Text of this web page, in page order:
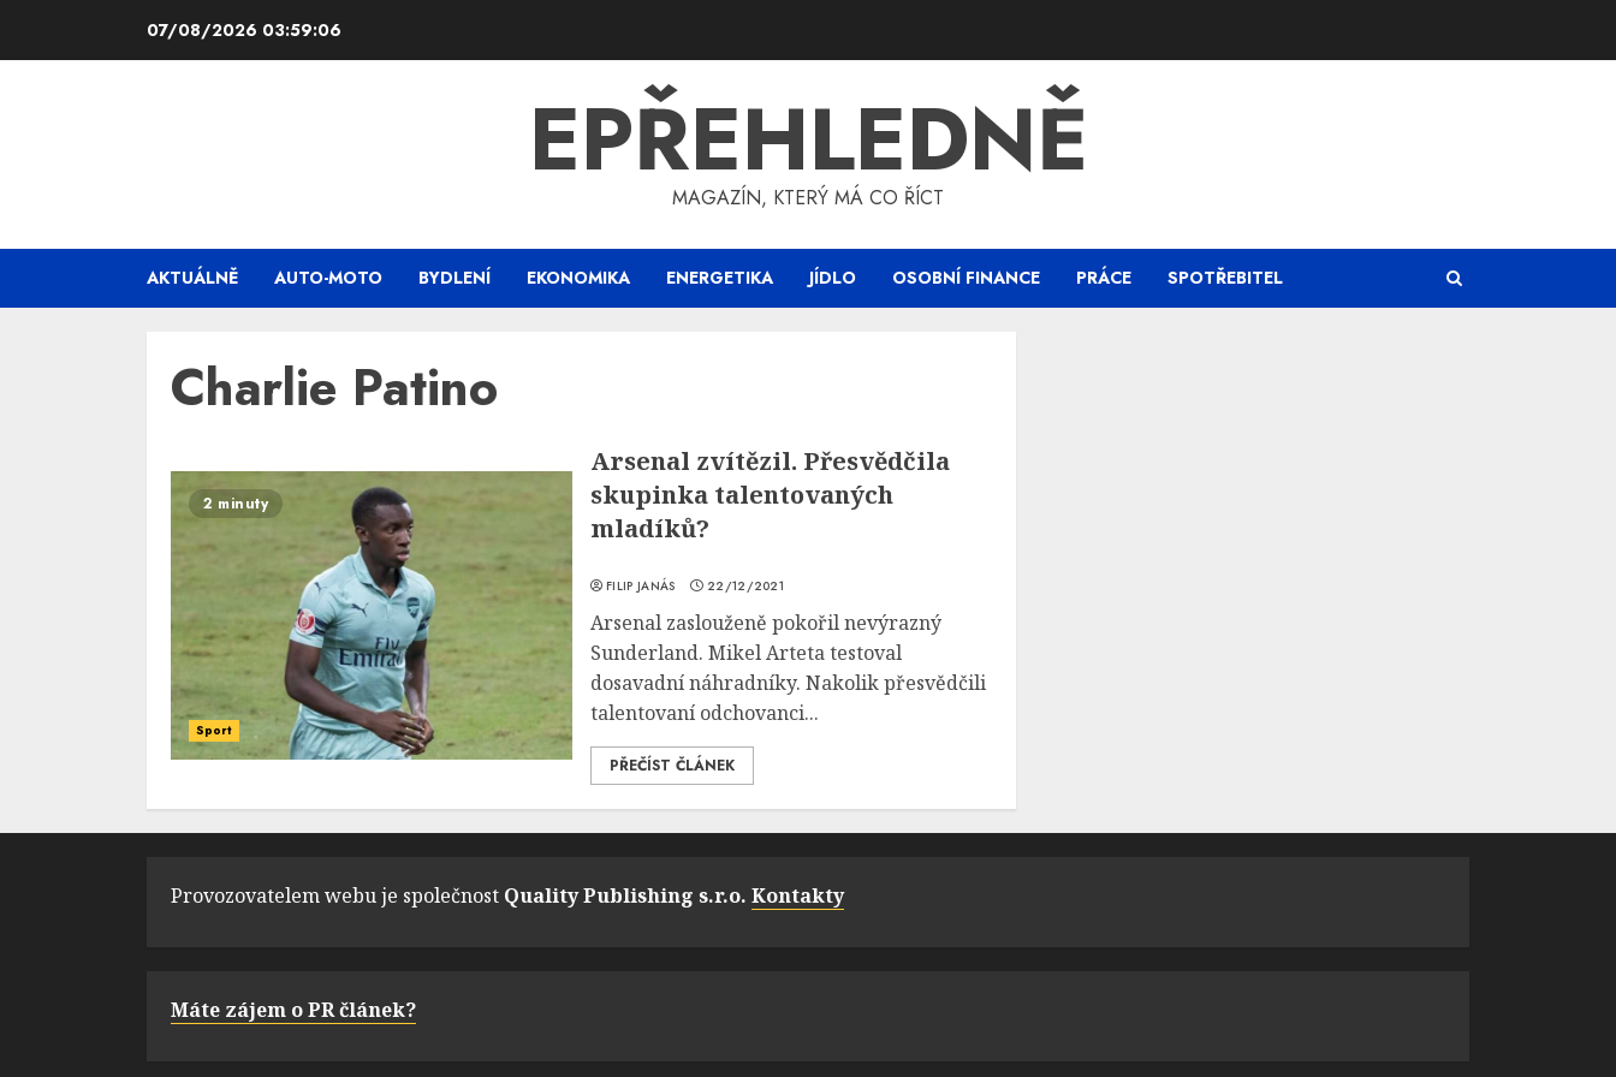
07/08/2026 03:59:06
EPŘEHLEDNĚ
MAGAZÍN, KTERÝ MÁ CO ŘÍCT
AKTUÁLNĚ AUTO-MOTO BYDLENÍ EKONOMIKA ENERGETIKA JÍDLO OSOBNÍ FINANCE PRÁCE SPOTŘEBITEL
Charlie Patino
2 minuty
Sport
Arsenal zvítězil. Přesvědčila
skupinka talentovaných
mladíků?
FILIP JANÁS 22/12/2021
Arsenal zaslouženě pokořil nevýrazný
Sunderland. Mikel Arteta testoval
dosavadní náhradníky. Nakolik přesvědčili
talentovaní odchovanci...
PŘEČÍST ČLÁNEK
Provozovatelem webu je společnost Quality Publishing s.r.o. Kontakty
Máte zájem o PR článek?